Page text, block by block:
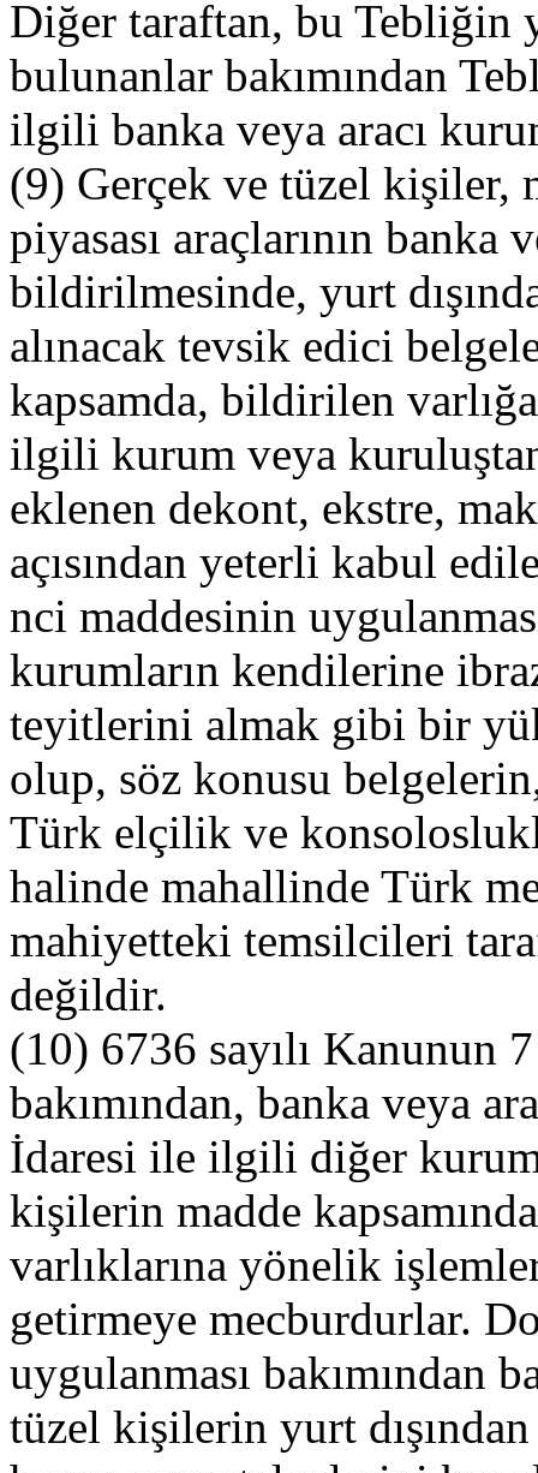
Diğer taraftan, bu Tebliğin
bulunanlar bakımından
ilgili banka veya aracı
(9) Gerçek ve tüzel kişiler,
piyasası araçlarının banka
bildirilmesinde, yurt
alınacak tevsik edici
kapsamda, bildirilen
ilgili kurum veya
eklenen dekont, ekstre,
açısından yeterli kabul
nci maddesinin
kurumların kendilerine
teyitlerini almak gibi bir
olup, söz konusu
Türk elçilik ve
halinde mahallinde Türk
mahiyetteki temsilcileri
değildir.
(10) 6736 sayılı Kanunun
bakımından, banka veya
İdaresi ile ilgili diğer
kişilerin madde
varlıklarına yönelik
getirmeye mecburdurlar.
uygulanması bakımından
tüzel kişilerin yurt